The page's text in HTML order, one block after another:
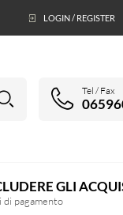
LOGIN / REGISTER
Tel / Fax
GLI
di pagamento